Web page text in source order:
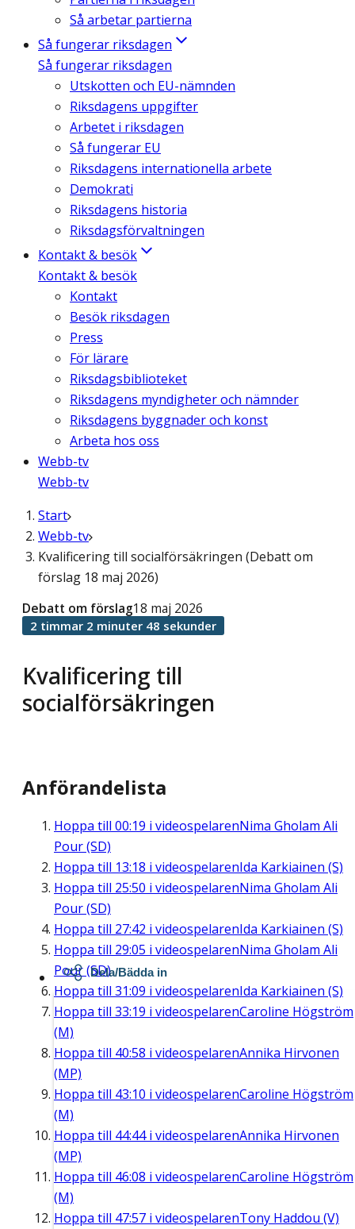
Så arbetar partierna
Så fungerar riksdagen
Så fungerar riksdagen
Utskotten och EU-nämnden
Riksdagens uppgifter
Arbetet i riksdagen
Så fungerar EU
Riksdagens internationella arbete
Demokrati
Riksdagens historia
Riksdagsförvaltningen
Kontakt & besök
Kontakt & besök
Kontakt
Besök riksdagen
Press
För lärare
Riksdagsbiblioteket
Riksdagens myndigheter och nämnder
Riksdagens byggnader och konst
Arbeta hos oss
Webb-tv
Webb-tv
Start
Webb-tv
Kvalificering till socialförsäkringen (Debatt om
förslag 18 maj 2026)
Kvalificering till
socialförsäkringen
Debatt om förslag18 maj 2026
2 timmar 2 minuter 48 sekunder
Anförandelista
Hoppa till 00:19 i videospelarenNima Gholam Ali
Pour (SD)
Hoppa till 13:18 i videospelarenIda Karkiainen (S)
Hoppa till 25:50 i videospelarenNima Gholam Ali
Pour (SD)
Hoppa till 27:42 i videospelarenIda Karkiainen (S)
Hoppa till 29:05 i videospelarenNima Gholam Ali
Pour (SD)
Hoppa till 31:09 i videospelarenIda Karkiainen (S)
Hoppa till 33:19 i videospelarenCaroline Högström
(M)
Hoppa till 40:58 i videospelarenAnnika Hirvonen
(MP)
Hoppa till 43:10 i videospelarenCaroline Högström
(M)
Hoppa till 44:44i videospelarenAnnika Hirvonen
(MP)
Hoppa till 46:08 i videospelarenCaroline Högström
(M)
Hoppa till 47:57 i videospelarenTony Haddou (V)
Dela/Bädda in